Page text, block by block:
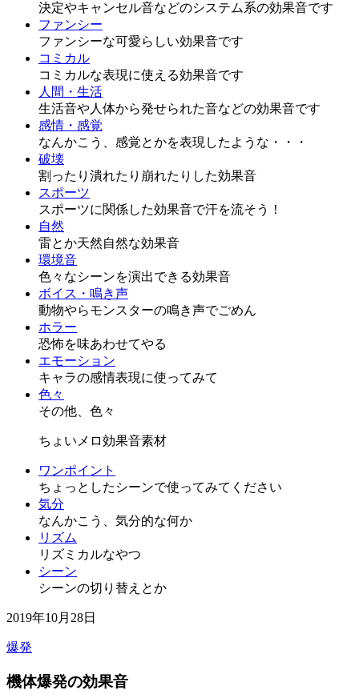
決定やキャンセル音などのシステム系の効果音です
ファンシー
ファンシーな可愛らしい効果音です
コミカル
コミカルな表現に使える効果音です
人間・生活
生活音や人体から発せられた音などの効果音です
感情・感覚
なんかこう、感覚とかを表現したような・・・
破壊
割ったり潰れたり崩れたりした効果音
スポーツ
スポーツに関係した効果音で汗を流そう！
自然
雷とか天然自然な効果音
環境音
色々なシーンを演出できる効果音
ボイス・鳴き声
動物やらモンスターの鳴き声でごめん
ホラー
恐怖を味あわせてやる
エモーション
キャラの感情表現に使ってみて
色々
その他、色々
ちょいメロ効果音素材
ワンポイント
ちょっとしたシーンで使ってみてください
気分
なんかこう、気分的な何か
リズム
リズミカルなやつ
シーン
シーンの切り替えとか
2019年10月28日
爆発
機体爆発の効果音